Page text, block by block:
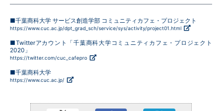
■千葉商科大学 サービス創造学部 コミュニティカフェ・プロジェクト
https://www.cuc.ac.jp/dpt_grad_sch/service/sys/activity/project01.html
■Twitterアカウント「千葉商科大学コミュニティカフェ・プロジェクト
2020」
https://twitter.com/cuc_cafepro
■千葉商科大学
https://www.cuc.ac.jp/